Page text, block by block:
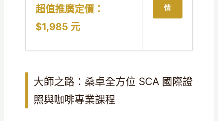
超值推廣定價：
$1,985 元
情
大師之路：桑卓全方位 SCA 國際證
照與咖啡專業課程